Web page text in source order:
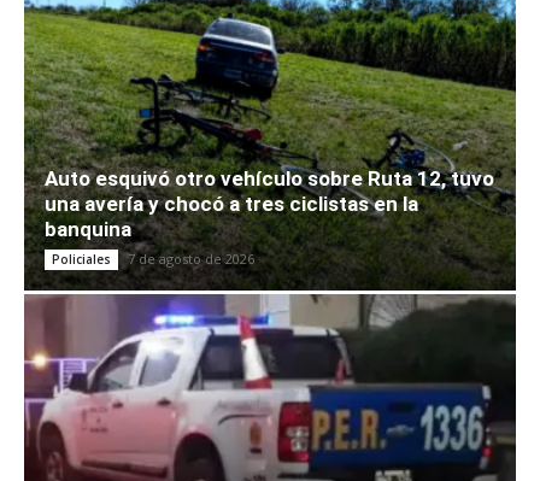
Auto esquivó otro vehículo sobre Ruta 12, tuvo
una avería y chocó a tres ciclistas en la
banquina
Policiales 7 de agosto de 2026